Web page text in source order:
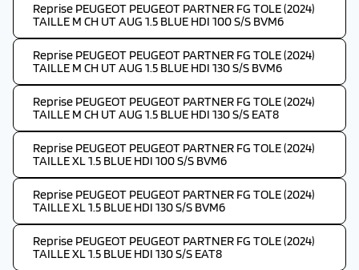
Reprise PEUGEOT PEUGEOT PARTNER FG TOLE (2024)
TAILLE M CH UT AUG 1.5 BLUE HDI 100 S/S BVM6
Reprise PEUGEOT PEUGEOT PARTNER FG TOLE (2024)
TAILLE M CH UT AUG 1.5 BLUE HDI 130 S/S BVM6
Reprise PEUGEOT PEUGEOT PARTNER FG TOLE (2024)
TAILLE M CH UT AUG 1.5 BLUE HDI 130 S/S EAT8
Reprise PEUGEOT PEUGEOT PARTNER FG TOLE (2024)
TAILLE XL 1.5 BLUE HDI 100 S/S BVM6
Reprise PEUGEOT PEUGEOT PARTNER FG TOLE (2024)
TAILLE XL 1.5 BLUE HDI 130 S/S BVM6
Reprise PEUGEOT PEUGEOT PARTNER FG TOLE (2024)
TAILLE XL 1.5 BLUE HDI 130 S/S EAT8